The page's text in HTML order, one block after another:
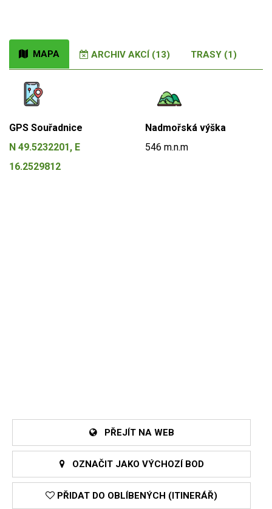
MAPA ARCHIV AKCÍ (13) TRASY (1)
GPS Souřadnice
N 49.5232201, E
16.2529812
Nadmořská výška
546 m.n.m
PŘEJÍT NA WEB
OZNAČIT JAKO VÝCHOZÍ BOD
PŘIDAT DO OBLÍBENÝCH (ITINERÁŘ)